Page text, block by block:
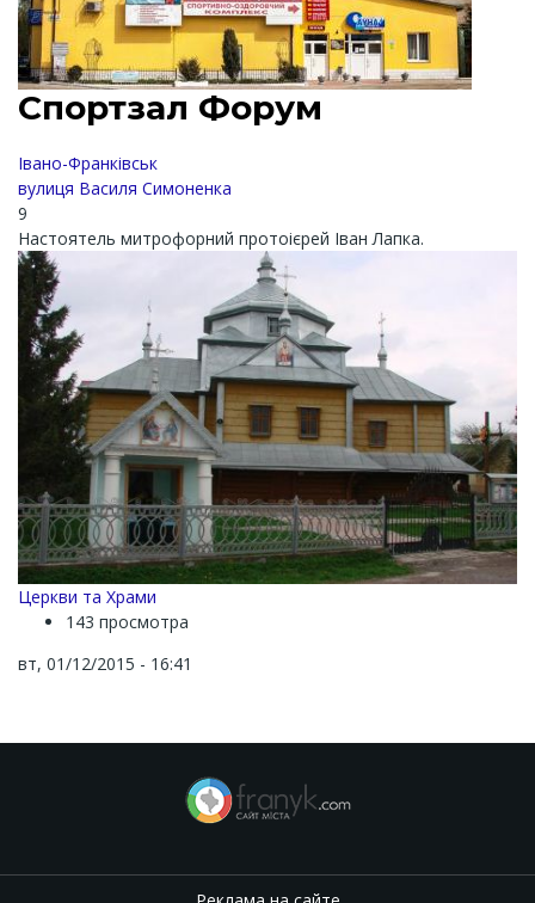
Спортзал Форум
Івано-Франківськ
вулиця Василя Симоненка
9
Настоятель митрофорний протоієрей Іван Лапка.
Церкви та Храми
143 просмотра
вт, 01/12/2015 - 16:41